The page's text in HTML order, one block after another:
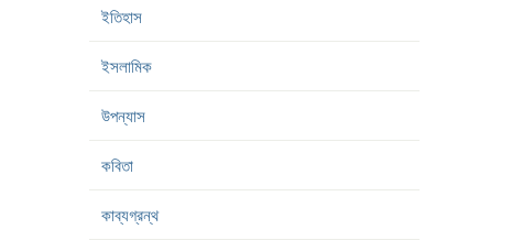
ইতিহাস
ইসলামিক
উপন্যাস
কবিতা
কাব্যগ্রন্থ